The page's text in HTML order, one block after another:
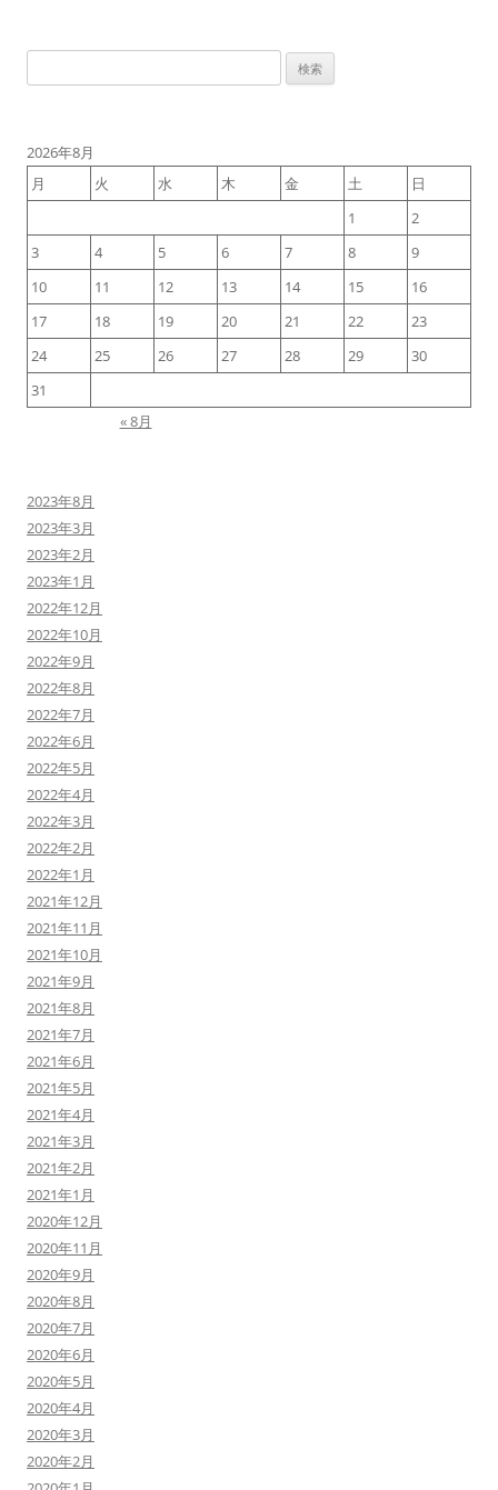
索:
2026年8月
月
火 水 木 金 土
日
1
2
3
4 5 6 7 8
9
10
11 12 13 14 15
16
17
18 19 20 21 22
23
24
25 26 27 28 29
30
31
« 8月
2023年8月
2023年3月
2023年2月
2023年1月
2022年12月
2022年10月
2022年9月
2022年8月
2022年7月
2022年6月
2022年5月
2022年4月
2022年3月
2022年2月
2022年1月
2021年12月
2021年11月
2021年10月
2021年9月
2021年8月
2021年7月
2021年6月
2021年5月
2021年4月
2021年3月
2021年2月
2021年1月
2020年12月
2020年11月
2020年9月
2020年8月
2020年7月
2020年6月
2020年5月
2020年4月
2020年3月
2020年2月